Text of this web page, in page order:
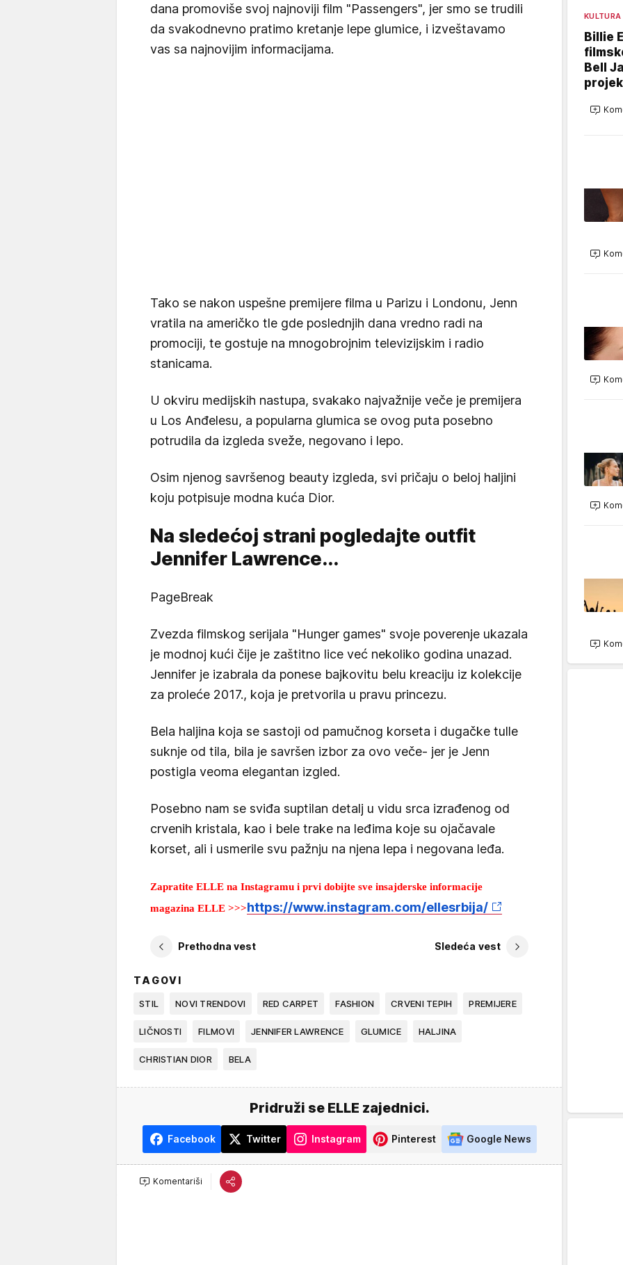
dana promoviše svoj najnoviji film "Passengers", jer smo se trudili
da svakodnevno pratimo kretanje lepe glumice, i izveštavamo
vas sa najnovijim informacijama.
Tako se nakon uspešne premijere filma u Parizu i Londonu, Jenn
vratila na američko tle gde poslednjih dana vredno radi na
promociji, te gostuje na mnogobrojnim televizijskim i radio
stanicama.
U okviru medijskih nastupa, svakako najvažnije veče je premijera
u Los Anđelesu, a popularna glumica se ovog puta posebno
potrudila da izgleda sveže, negovano i lepo.
Osim njenog savršenog beauty izgleda, svi pričaju o beloj haljini
koju potpisuje modna kuća Dior.
Na sledećoj strani pogledajte outfit
Jennifer Lawrence...
PageBreak
Zvezda filmskog serijala "Hunger games" svoje poverenje ukazala
je modnoj kući čije je zaštitno lice već nekoliko godina unazad.
Jennifer je izabrala da ponese bajkovitu belu kreaciju iz kolekcije
za proleće 2017., koja je pretvorila u pravu princezu.
Bela haljina koja se sastoji od pamučnog korseta i dugačke tulle
suknje od tila, bila je savršen izbor za ovo veče- jer je Jenn
postigla veoma elegantan izgled.
Posebno nam se sviđa suptilan detalj u vidu srca izrađenog od
crvenih kristala, kao i bele trake na leđima koje su ojačavale
korset, ali i usmerile svu pažnju na njena lepa i negovana leđa.
Zapratite ELLE na Instagramu i prvi dobijte sve insajderske informacije
magazina ELLE >>>https://www.instagram.com/ellesrbija/
Prethodna vest Sledeća vest
TAGOVI
STIL NOVI TRENDOVI RED CARPET FASHION CRVENI TEPIH PREMIJERE
LIČNOSTI FILMOVI JENNIFER LAWRENCE GLUMICE HALJINA
CHRISTIAN DIOR BELA
Pridruži se ELLE zajednici.
Facebook Twitter Instagram Pinterest Google News
Komentariši
KULTURA
Billie
Bell